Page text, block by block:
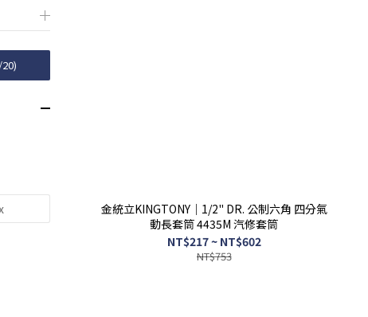
金統立KINGTONY｜1/2" DR. 公制六角 四分氣
動長套筒 4435M 汽修套筒
NT$217 ~ NT$602
NT$753